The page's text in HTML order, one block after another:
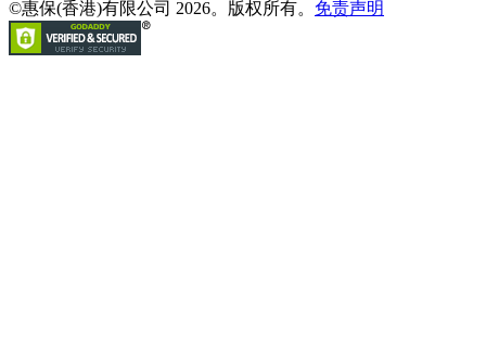
©惠保(香港)有限公司 2026。版权所有。 免责声明